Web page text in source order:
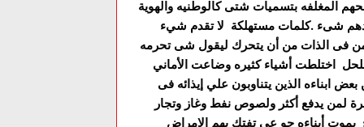
المغلفه بتسميات شتى كالوطنيه والهوية
بيدهم شىء .كلمات مستهلكة لا تقدم شيء
فى الذات من أن يتحرك ليقول شى تحرمه
اختلطت أشياء كثيره وضاعت الأماني
ابناءه الذين يتناوبون علي إيذائه فى
لمن يدفع أكثر ولصوص نفط وغاز وتجار
أبناءه جو عى تفتك بهم الامراض